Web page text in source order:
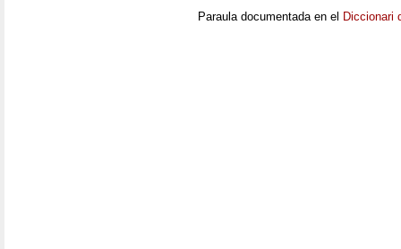
Paraula documentada en el Diccionari